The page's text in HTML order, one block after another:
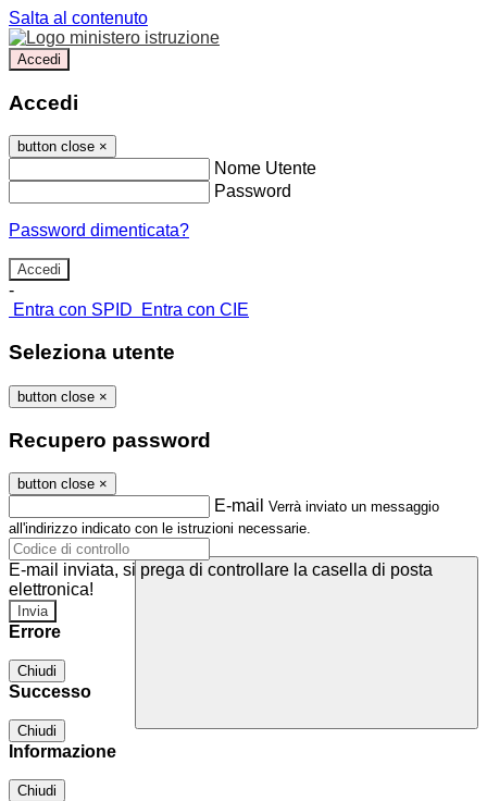
Salta al contenuto
Accedi
Accedi
button close ×
Nome Utente
Password
Password dimenticata?
-
Entra con SPID
Entra con CIE
Seleziona utente
button close ×
Recupero password
button close ×
E-mail Verrà inviato un messaggio
all'indirizzo indicato con le istruzioni necessarie.
E-mail inviata, si prega di controllare la casella di posta
elettronica!
Errore
Chiudi
Successo
Chiudi
Informazione
Chiudi